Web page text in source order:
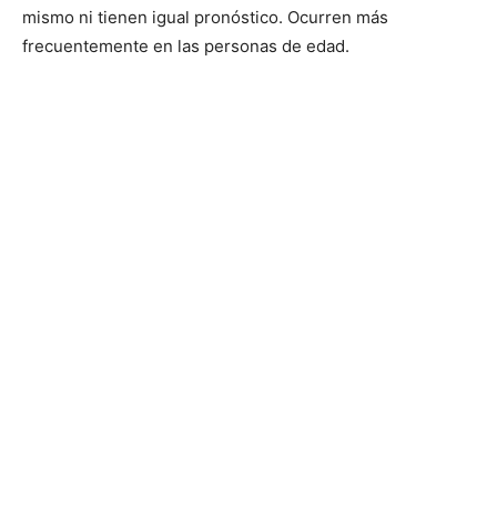
mismo ni tienen igual pronóstico. Ocurren más
frecuentemente en las personas de edad.